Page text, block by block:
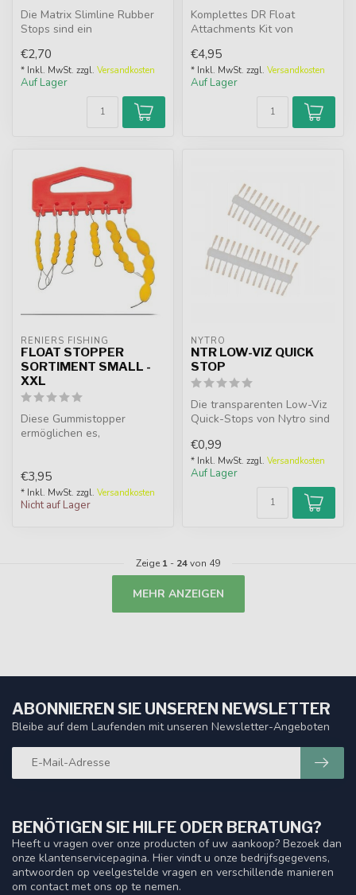
Die Matrix Slimline Rubber
Stops sind ein
alle Stipp...
€2,70
* Inkl. MwSt. zzgl. Versandkosten
Auf Lager
Komplettes DR Float
Attachments Kit von
Anbringen von Waggler...
€4,95
* Inkl. MwSt. zzgl. Versandkosten
Auf Lager
RENIERS FISHING
FLOAT STOPPER
SORTIMENT SMALL -
XXL
Diese Gummistopper
ermöglichen es,
Leine...
€3,95
* Inkl. MwSt. zzgl. Versandkosten
Nicht auf Lager
NYTRO
NTR LOW-VIZ QUICK
STOP
Die transparenten Low-Viz
Quick-Stops von Nytro sind
€0,99
* Inkl. MwSt. zzgl. Versandkosten
Auf Lager
Zeige 1 - 24von 49
MEHR ANZEIGEN
BENÖTIGEN SIE HILFE ODER BERATUNG?
Heeft u vragen over onze producten of uw aankoop? Bezoek dan
onze klantenservicepagina. Hier vindt u onze bedrijfsgegevens,
antwoorden op veelgestelde vragen en verschillende manieren
om contact met ons op te nemen.
ABONNIEREN SIE UNSEREN NEWSLETTER
Bleibe auf dem Laufenden mit unseren Newsletter-Angeboten